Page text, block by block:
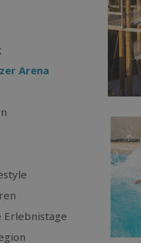
Arena
Erlebnistage